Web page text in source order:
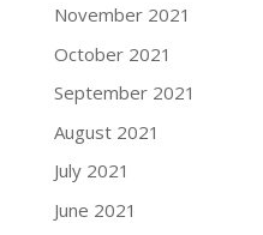
November 2021
October 2021
September 2021
August 2021
July 2021
June 2021